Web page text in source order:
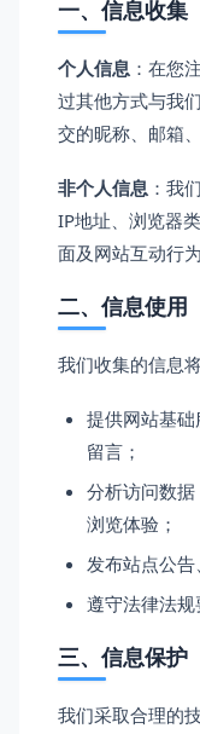
一、信息收集
个人信息 ：在您
过其他方式与我
交的昵称、邮箱
非个人信息 ：我
IP地址、浏览器
面及网站互动行
二、信息使用
我们收集的信息
提供网站基
留言；
分析访问数
浏览体验；
发布站点公告
遵守法律法规
三、信息保护
我们采取合理的